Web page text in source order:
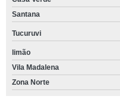
Santana
Tucuruvi
limão
Vila Madalena
Zona Norte